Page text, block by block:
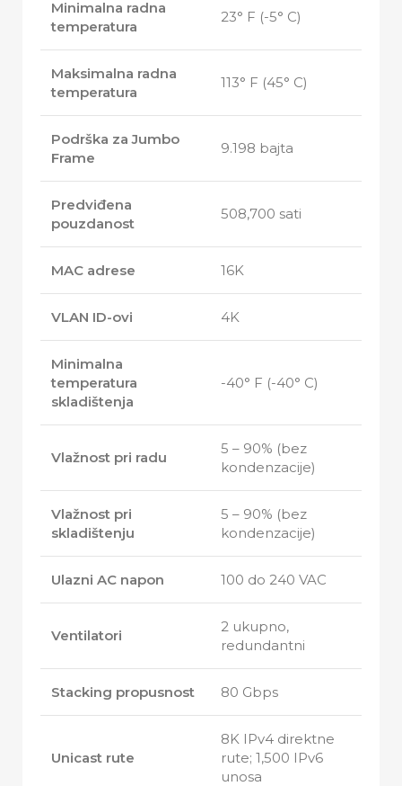
Minimalna radna
temperatura
23° F (-5° C)
Maksimalna radna
temperatura
113° F (45° C)
Podrška za Jumbo
Frame
9.198 bajta
Predviđena
pouzdanost
508,700 sati
MAC adrese 16K
VLAN ID-ovi 4K
Minimalna
temperatura
skladištenja
-40° F (-40° C)
Vlažnost pri radu
5 – 90% (bez
kondenzacije)
Vlažnost pri
skladištenju
5 – 90% (bez
kondenzacije)
Ulazni AC napon 100 do 240 VAC
Ventilatori
2 ukupno,
redundantni
Stacking propusnost 80 Gbps
Unicast rute
8K IPv4 direktne
rute; 1,500 IPv6
unosa